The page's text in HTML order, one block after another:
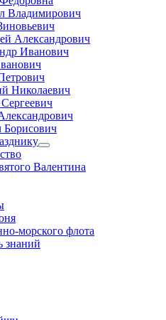
Владимирович
Александрович
Иванович
Николаевич
Валентина
морского флота
знаний